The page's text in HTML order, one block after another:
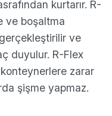
kurtarır. R-
ve boşaltma
ve
duyulur. R-Flex
zarar
şişme yapmaz.